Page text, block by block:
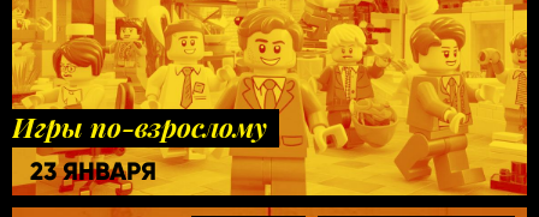
Игры по-взрослому
23 ЯНВАРЯ